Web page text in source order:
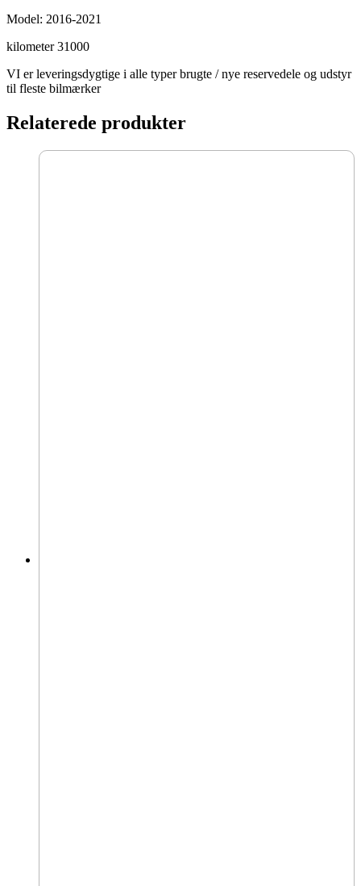
Model: 2016-2021
kilometer 31000
VI er leveringsdygtige i alle typer brugte / nye reservedele og udstyr
til fleste bilmærker
Relaterede produkter